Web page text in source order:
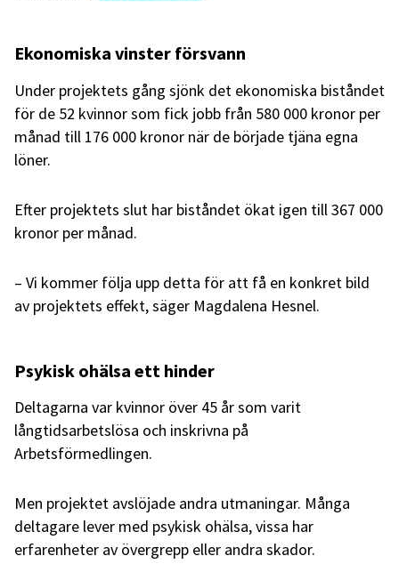
Ekonomiska vinster försvann
Under projektets gång sjönk det ekonomiska biståndet
för de 52 kvinnor som fick jobb från 580 000 kronor per
månad till 176 000 kronor när de började tjäna egna
löner.
Efter projektets slut har biståndet ökat igen till 367 000
kronor per månad.
– Vi kommer följa upp detta för att få en konkret bild
av projektets effekt, säger Magdalena Hesnel.
Psykisk ohälsa ett hinder
Deltagarna var kvinnor över 45 år som varit
långtidsarbetslösa och inskrivna på
Arbetsförmedlingen.
Men projektet avslöjade andra utmaningar. Många
deltagare lever med psykisk ohälsa, vissa har
erfarenheter av övergrepp eller andra skador.